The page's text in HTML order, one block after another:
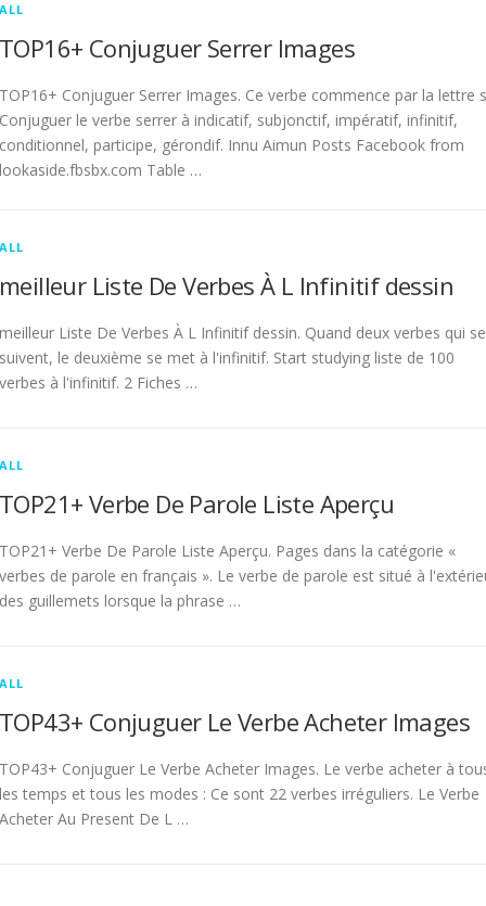
ALL
TOP16+ Conjuguer Serrer Images
TOP16+ Conjuguer Serrer Images. Ce verbe commence par la lettre
Conjuguer le verbe serrer à indicatif, subjonctif, impératif, infinitif,
conditionnel, participe, gérondif. Innu Aimun Posts Facebook from
lookaside.fbsbx.com Table …
ALL
meilleur Liste De Verbes À L Infinitif dessin
meilleur Liste De Verbes À L Infinitif dessin. Quand deux verbes qui se
suivent, le deuxième se met à l'infinitif. Start studying liste de 100
verbes à l'infinitif. 2 Fiches …
ALL
TOP21+ Verbe De Parole Liste Aperçu
TOP21+ Verbe De Parole Liste Aperçu. Pages dans la catégorie «
verbes de parole en français ». Le verbe de parole est situé à
des guillemets lorsque la phrase …
ALL
TOP43+ Conjuguer Le Verbe Acheter Images
TOP43+ Conjuguer Le Verbe Acheter Images. Le verbe acheter à
les temps et tous les modes : Ce sont 22 verbes irréguliers. Le Verbe
Acheter Au Present De L …